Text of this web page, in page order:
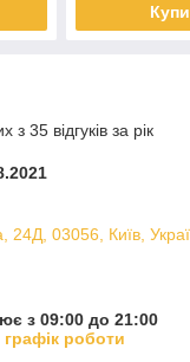
з 35 відгуків за рік
24Д, 03056, Київ,
з 09:00 до 21:00
роботи